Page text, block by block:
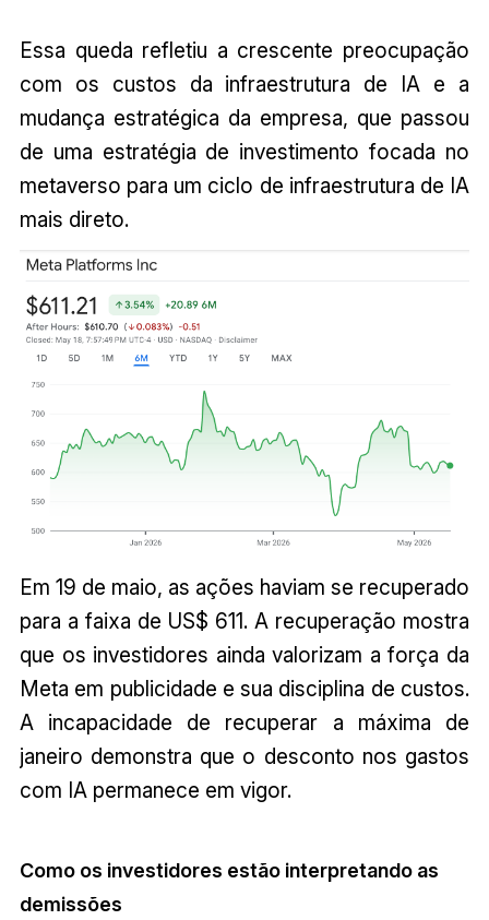
Essa queda refletiu a crescente preocupação
com os custos da infraestrutura de IA e a
mudança estratégica da empresa, que passou
de uma estratégia de investimento focada no
metaverso para um ciclo de infraestrutura de IA
mais direto.
Em 19 de maio, as ações haviam se recuperado
para a faixa de US$ 611. A recuperação mostra
que os investidores ainda valorizam a força da
Meta em publicidade e sua disciplina de custos.
A incapacidade de recuperar a máxima de
janeiro demonstra que o desconto nos gastos
com IA permanece em vigor.
Como os investidores estão interpretando as
demissões